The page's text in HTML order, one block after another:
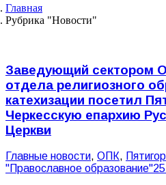
Главная
Рубрика "Новости"
Заведующий сектором
отдела религиозного
катехизации посетил
Черкесскую епархию
Церкви
Главные новости, ОПК,
"Православное образование"